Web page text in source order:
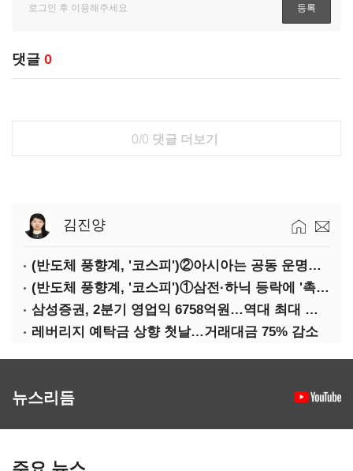
댓글 0
0/0 댓글 더보기
김진양
(반도체 풍향계, '코스피')②아시아는 공동 운명체?…일본·대만도 '동반 출렁'
(반도체 풍향계, '코스피')①삼전·하닉 등락에 '촉각'…코스피·나스닥 '한 몸'
삼성증권, 2분기 영업익 6758억원…역대 최대 경신
레버리지 예탁금 상향 첫날…거래대금 75% 감소
뉴스리듬